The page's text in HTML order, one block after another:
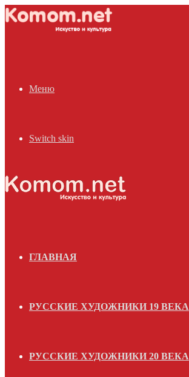
Меню
Switch skin
ГЛАВНАЯ
РУССКИЕ ХУДОЖНИКИ 19 ВЕКА
РУССКИЕ ХУДОЖНИКИ 20 ВЕКА